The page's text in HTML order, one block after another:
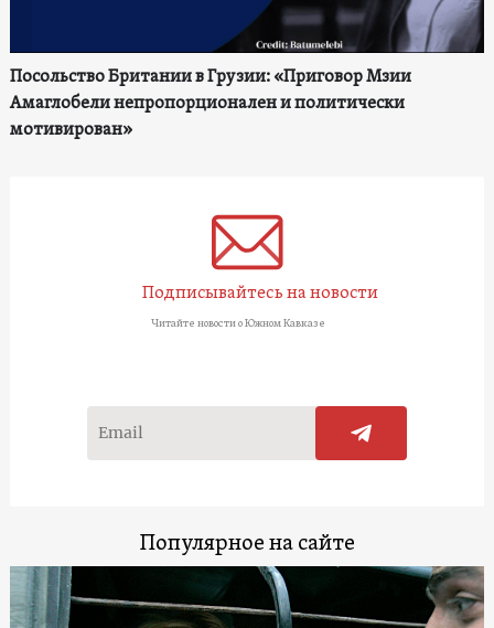
Посольство Британии в Грузии: «Приговор Мзии
Амаглобели непропорционален и политически
мотивирован»
Подписывайтесь на новости
Читайте новости о Южном Кавказе
Популярное на сайте